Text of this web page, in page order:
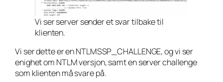
Vi ser server sender et svar tilbake til
klienten.
Vi ser dette er en NTLMSSP_CHALLENGE, og vi ser
enighet om NTLM versjon, samt en server challenge
som klienten må svare på.